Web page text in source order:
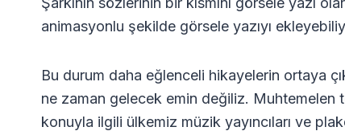
animasyonlu şekilde görsele yazıyı
Bu durum daha eğlenceli hikayelerin ortaya
ne zaman gelecek emin değiliz. Muhtemelen
konuyla ilgili ülkemiz müzik yayıncıları ve